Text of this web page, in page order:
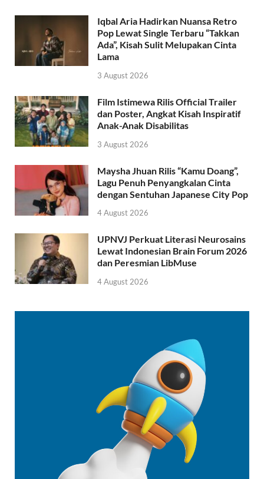
Iqbal Aria Hadirkan Nuansa Retro
Pop Lewat Single Terbaru “Takkan
Ada”, Kisah Sulit Melupakan Cinta
Lama
3 August 2026
Film Istimewa Rilis Official Trailer
dan Poster, Angkat Kisah Inspiratif
Anak-Anak Disabilitas
3 August 2026
Maysha Jhuan Rilis “Kamu Doang”,
Lagu Penuh Penyangkalan Cinta
dengan Sentuhan Japanese City Pop
4 August 2026
UPNVJ Perkuat Literasi Neurosains
Lewat Indonesian Brain Forum 2026
dan Peresmian LibMuse
4 August 2026